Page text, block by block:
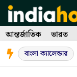
Skip
to
content
আন্তর্জাতিক ভারত
বাংলা ক্যালেন্ডার